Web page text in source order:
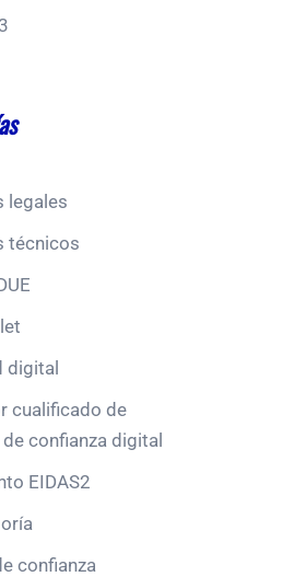
legales
técnicos
digital
cualificado de
confianza digital
EIDAS2
confianza